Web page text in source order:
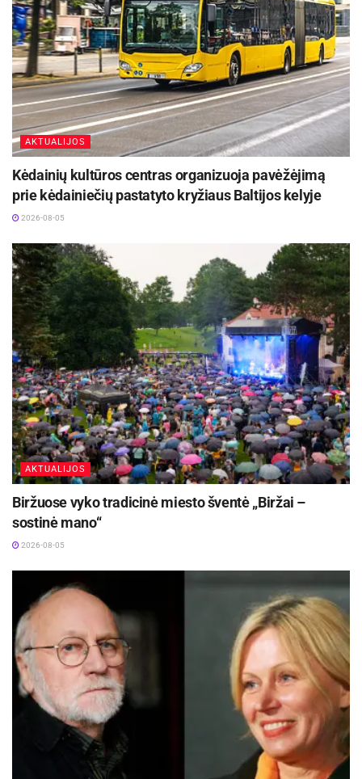
antradienį–sekmadienį – nuo 9 iki 19 valandos.
draustinio informacija
Augustės Labenskytės ir Lauros Prascevičiūtės
nuotraukos
Šaltinis: Pranešimas spaudai
Burbiškio dvaras Vidas Bareikis
AKTUALIJOS
Kėdainių kultūros centras organizuoja pavėžėjimą
prie kėdainiečių pastatyto kryžiaus Baltijos kelyje
2026-08-05
AKTUALIJOS
Biržuose vyko tradicinė miesto šventė „Biržai –
sostinė mano“
2026-08-05